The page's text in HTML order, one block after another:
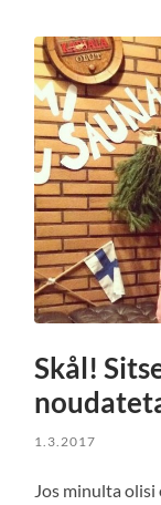
Skål!
1.3.2017
Jos minulta